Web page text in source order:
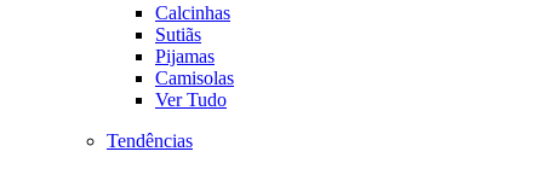
Calcinhas
Sutiãs
Pijamas
Camisolas
Ver Tudo
Tendências